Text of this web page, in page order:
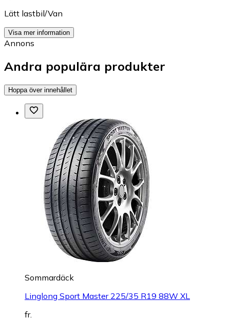
Lätt lastbil/Van
Visa mer information
Annons
Andra populära produkter
Hoppa över innehållet
Sommardäck
Linglong Sport Master 225/35 R19 88W XL
fr.